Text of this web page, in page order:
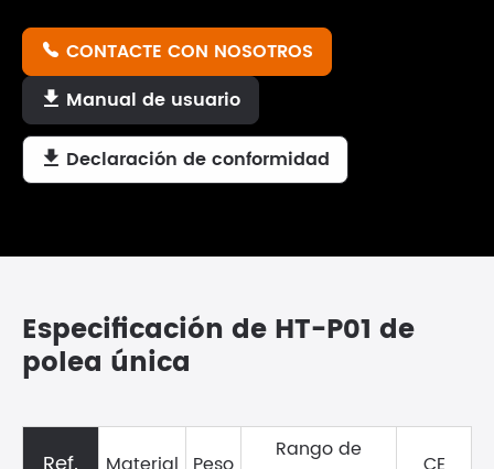
 CONTACTE CON NOSOTROS
 Manual de usuario
 Declaración de conformidad
Especificación de HT-P01 de
polea única
Rango de